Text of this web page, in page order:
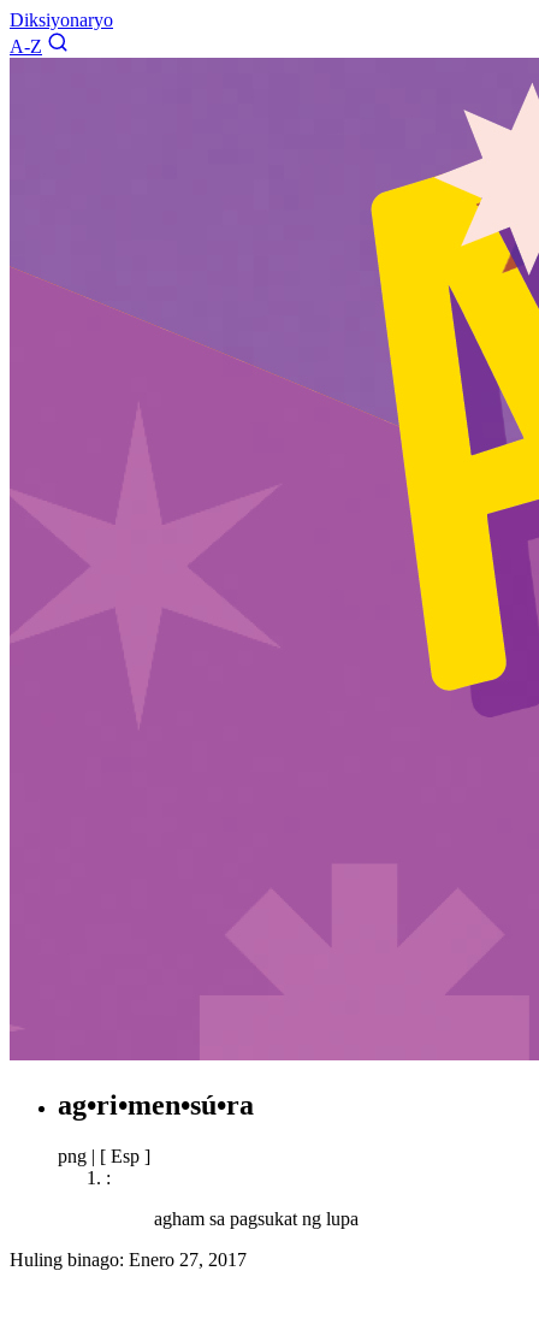
Diksiyonaryo
A-Z
ag•ri•men•sú•ra
png | [ Esp ]
:
agham sa pagsukat ng lupa
Huling binago: Enero 27, 2017